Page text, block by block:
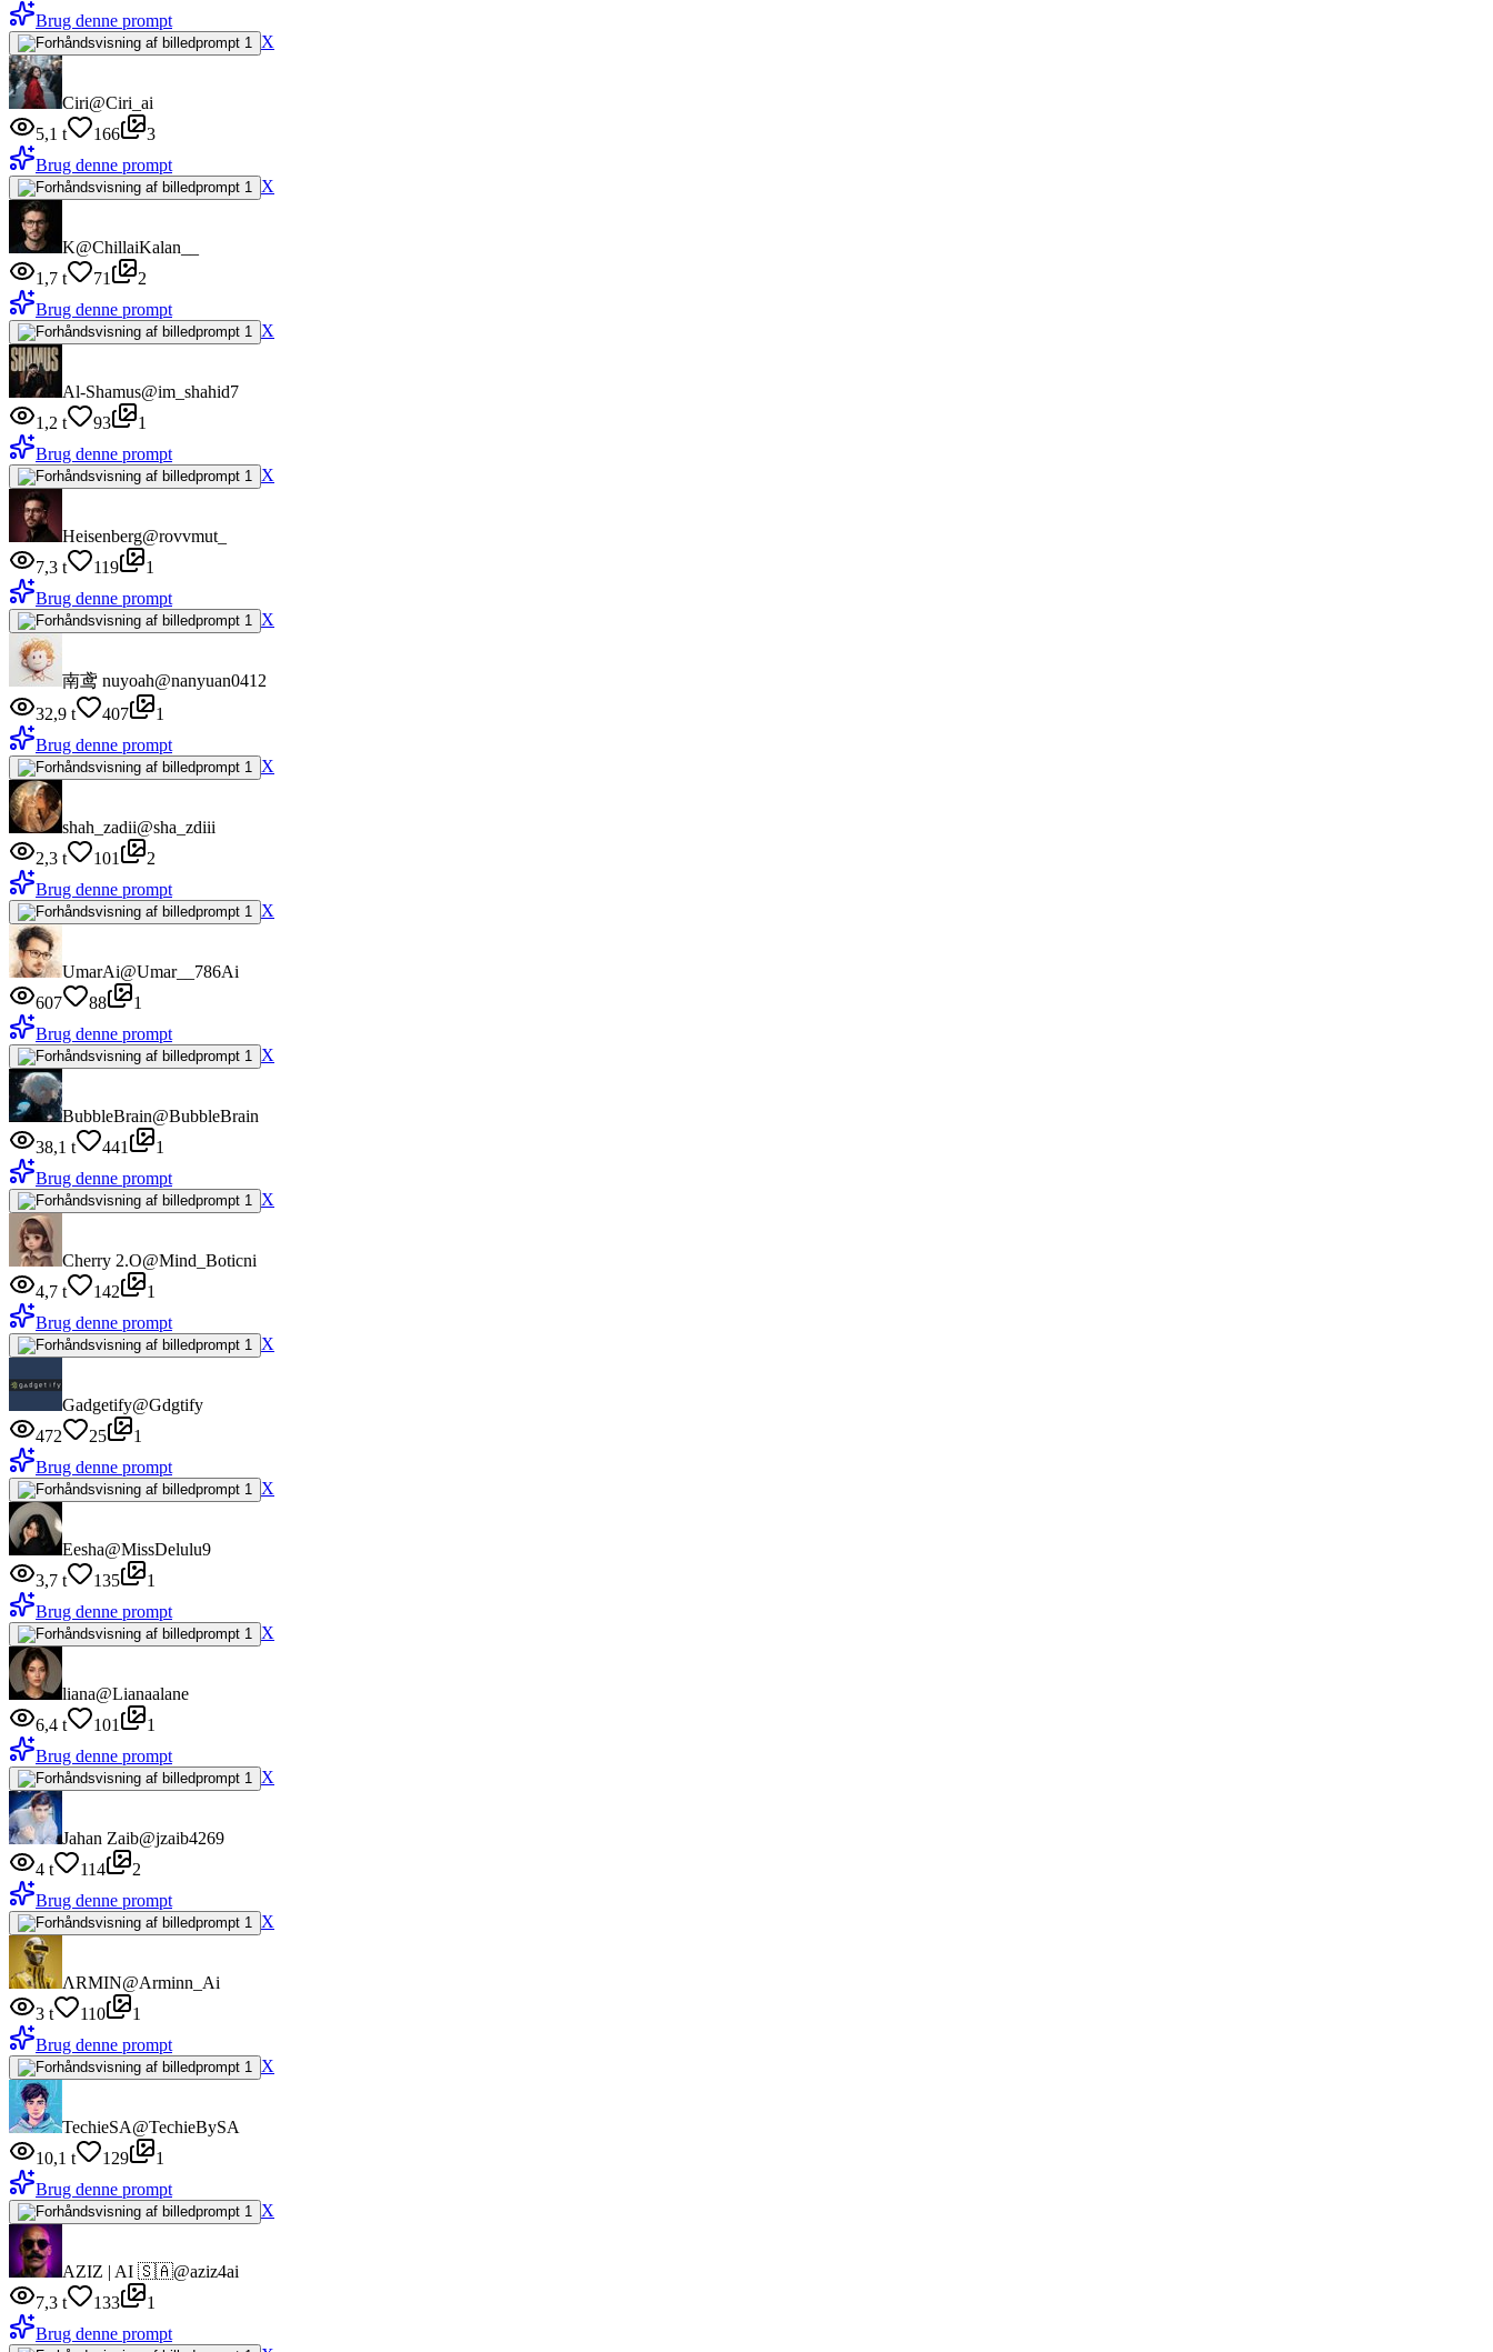
Brug denne prompt
X
Ciri@Ciri_ai
5,1 t
166
3
Brug denne prompt
X
K@ChillaiKalan__
1,7 t
71
2
Brug denne prompt
X
Al-Shamus@im_shahid7
1,2 t
93
1
Brug denne prompt
X
Heisenberg@rovvmut_
7,3 t
119
1
Brug denne prompt
X
南鸢 nuyoah@nanyuan0412
32,9 t
407
1
Brug denne prompt
X
shah_zadii@sha_zdiii
2,3 t
101
2
Brug denne prompt
X
UmarAi@Umar__786Ai
607
88
1
Brug denne prompt
X
BubbleBrain@BubbleBrain
38,1 t
441
1
Brug denne prompt
X
Cherry 2.O@Mind_Boticni
4,7 t
142
1
Brug denne prompt
X
Gadgetify@Gdgtify
472
25
1
Brug denne prompt
X
Eesha@MissDelulu9
3,7 t
135
1
Brug denne prompt
X
liana@Lianaalane
6,4 t
101
1
Brug denne prompt
X
Jahan Zaib@jzaib4269
4 t
114
2
Brug denne prompt
X
ΛRMIN@Arminn_Ai
3 t
110
1
Brug denne prompt
X
TechieSA@TechieBySA
10,1 t
129
1
Brug denne prompt
X
AZIZ | AI 🇸🇦@aziz4ai
7,3 t
133
1
Brug denne prompt